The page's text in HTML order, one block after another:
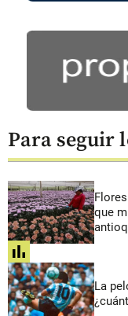
Para seguir
que
share
La